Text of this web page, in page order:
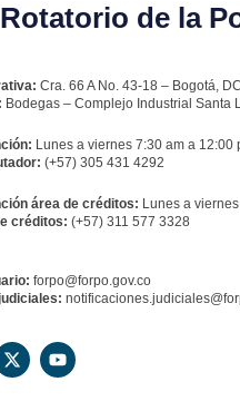
de la
Cra. 66 A No. 43-18 – Bogotá, DC
Bodegas – Complejo Industrial Santa
Lunes a viernes 7:30 am a 12:00
(+57) 305 431 4292
área de créditos: Lunes a
créditos: (+57) 311 577 3328
forpo@forpo.gov.co
X
-
Y
o